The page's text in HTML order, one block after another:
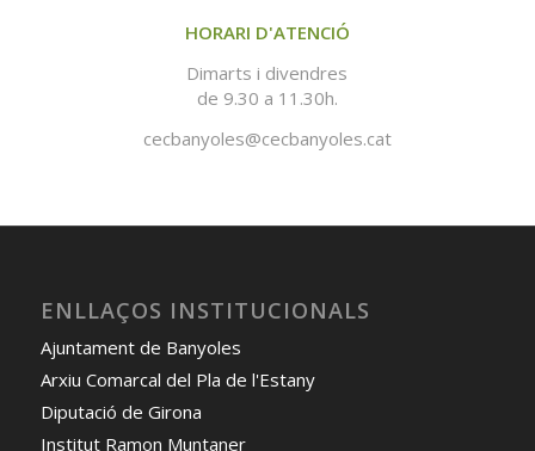
HORARI D'ATENCIÓ
Dimarts i divendres
de 9.30 a 11.30h.
cecbanyoles@cecbanyoles.cat
ENLLAÇOS INSTITUCIONALS
Ajuntament de Banyoles
Arxiu Comarcal del Pla de l'Estany
Diputació de Girona
Institut Ramon Muntaner